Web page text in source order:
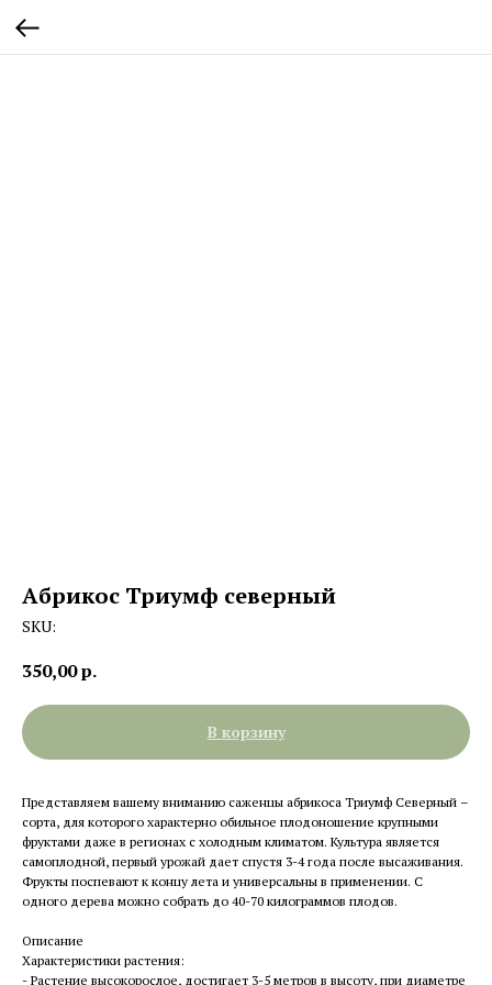
Абрикос Триумф северный
SKU:
350,00р.
В корзину
Представляем вашему вниманию саженцы абрикоса Триумф Северный –
сорта, для которого характерно обильное плодоношение крупными
фруктами даже в регионах с холодным климатом. Культура является
самоплодной, первый урожай дает спустя 3-4 года после высаживания.
Фрукты поспевают к концу лета и универсальны в применении. С
одного дерева можно собрать до 40-70 килограммов плодов.
Описание
Характеристики растения:
- Растение высокорослое, достигает 3-5 метров в высоту, при диаметре